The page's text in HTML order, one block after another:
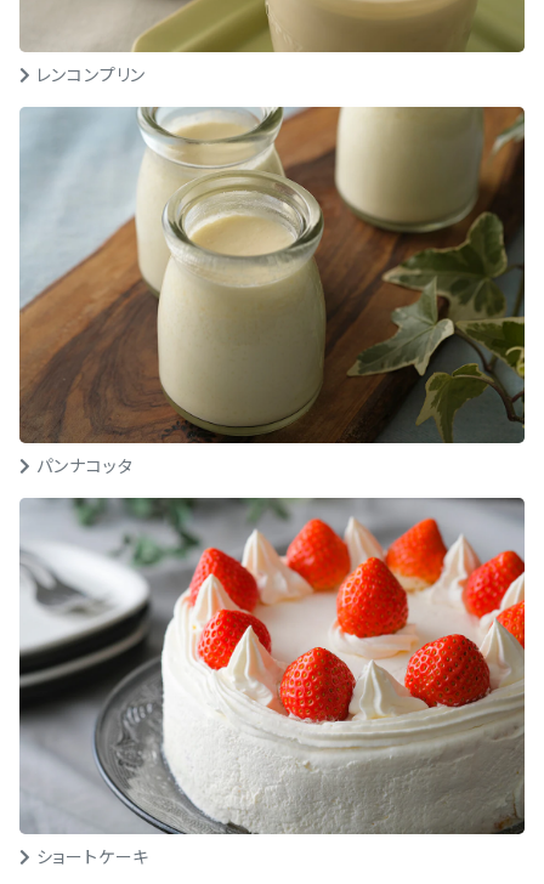
レンコンプリン
パンナコッタ
ショートケーキ